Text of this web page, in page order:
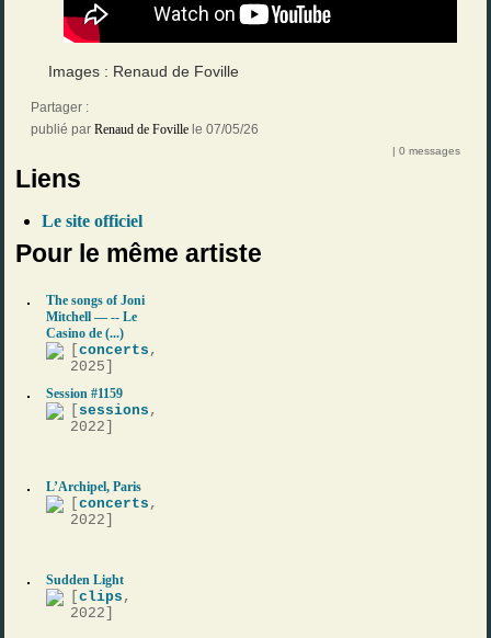
Images : Renaud de Foville
Partager :
publié par Renaud de Foville le 07/05/26
| 0 messages
Liens
Le site officiel
Pour le même artiste
The songs of Joni
Mitchell — -- Le
Casino de (...)
[concerts ,
2025]
Session #1159
sessions ,
2022]
L’Archipel, Paris
[concerts ,
2022]
Sudden Light
[clips ,
2022]